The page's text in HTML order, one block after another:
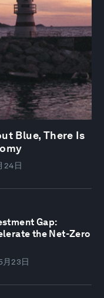
Blue, There Is
24日
Gap:
the Net-Zero
23日